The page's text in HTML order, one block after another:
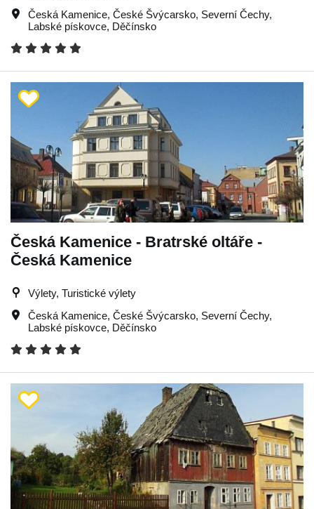
Česká Kamenice, České Švýcarsko, Severní Čechy,
Labské pískovce, Děčínsko
Česká Kamenice - Bratrské oltáře -
Česká Kamenice
Výlety, Turistické výlety
Česká Kamenice, České Švýcarsko, Severní Čechy,
Labské pískovce, Děčínsko